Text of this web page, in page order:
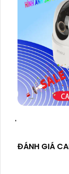
'
ĐÁNH GIÁ